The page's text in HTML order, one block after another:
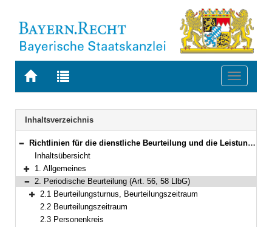
Zur
BAYERN.RECHT
Zur
letzten
Suche
Toggle
Navigation
Inhaltsverzeichnis
Bereich reduzieren
Richtlinien für die dienstliche Beurteilung und die Leistungsfeststellung der Beamtinnen und Beamten im Geschäftsbereich des Bayerischen Staatsministeriums für Gesundheit und Pflege
Inhaltsübersicht
Bereich erweitern
1. Allgemeines
Bereich reduzieren
2. Periodische Beurteilung (Art. 56, 58 LlbG)
Bereich erweitern
2.1 Beurteilungsturnus, Beurteilungszeitraum
2.2 Beurteilungszeitraum
2.3 Personenkreis